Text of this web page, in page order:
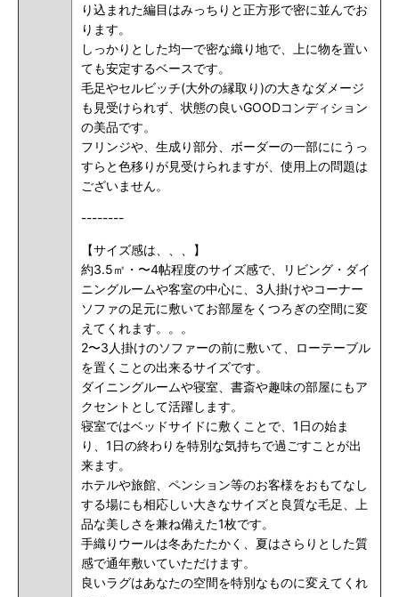
り込まれた編目はみっちりと正方形で密に並んでお
ります。
しっかりとした均一で密な織り地で、上に物を置い
ても安定するベースです。
毛足やセルビッチ(大外の縁取り)の大きなダメージ
も見受けられず、状態の良いGOODコンディション
の美品です。
フリンジや、生成り部分、ボーダーの一部ににうっ
すらと色移りが見受けられますが、使用上の問題は
ございません。
--------
【サイズ感は、、、】
約3.5㎡・〜4帖程度のサイズ感で、リビング・ダイ
ニングルームや客室の中心に、3人掛けやコーナー
ソファの足元に敷いてお部屋をくつろぎの空間に変
えてくれます。。。
2〜3人掛けのソファーの前に敷いて、ローテーブル
を置くことの出来るサイズです。
ダイニングルームや寝室、書斎や趣味の部屋にもア
クセントとして活躍します。
寝室ではベッドサイドに敷くことで、1日の始ま
り、1日の終わりを特別な気持ちで過ごすことが出
来ます。
ホテルや旅館、ペンション等のお客様をおもてなし
する場にも相応しい大きなサイズと良質な毛足、上
品な美しさを兼ね備えた1枚です。
手織りウールは冬あたたかく、夏はさらりとした質
感で通年敷いていただけます。
良いラグはあなたの空間を特別なものに変えてくれ